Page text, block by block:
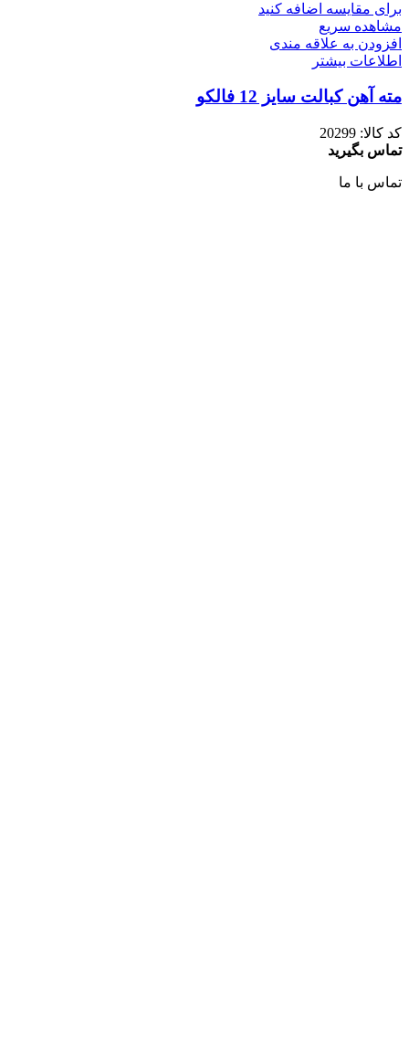
برای مقایسه اضافه کنید
مشاهده سریع
افزودن به علاقه مندی
اطلاعات بیشتر
مته آهن کبالت سایز 12 فالکو
کد کالا: 20299
تماس بگیرید
تماس با ما